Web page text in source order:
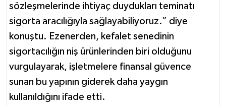
sözleşmelerinde ihtiyaç duydukları teminatı
sigorta aracılığıyla sağlayabiliyoruz.” diye
konuştu. Ezenerden, kefalet senedinin
sigortacılığın niş ürünlerinden biri olduğunu
vurgulayarak, işletmelere finansal güvence
sunan bu yapının giderek daha yaygın
kullanıldığını ifade etti.